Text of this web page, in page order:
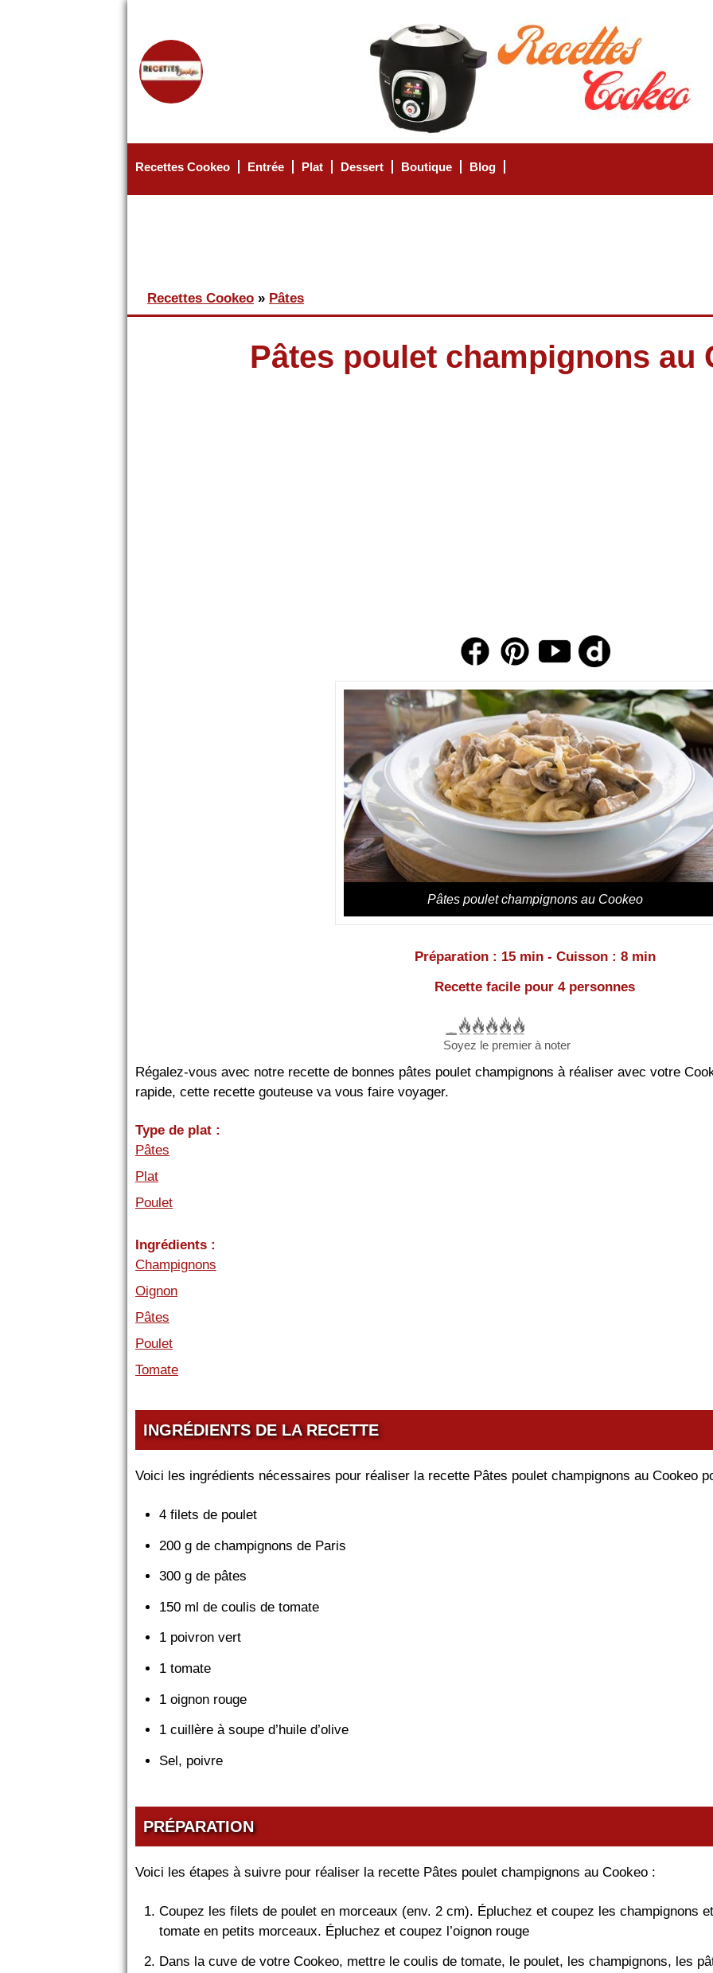
MENU PRINCIPAL
Recettes Cookeo Entrée Plat Dessert Boutique Blog
Recettes Cookeo » Pâtes
Pâtes poulet champignons au
Pâtes poulet champignons au Cookeo
Préparation : 15 min - Cuisson : 8 min
Recette facile pour 4 personnes
Soyez le premier à noter
Régalez-vous avec notre recette de bonnes pâtes poulet champignons à réaliser avec votre
rapide, cette recette gouteuse va vous faire voyager.
Type de plat :
Pâtes
Plat
Poulet
Ingrédients :
Champignons
Oignon
Pâtes
Poulet
Tomate
INGRÉDIENTS DE LA RECETTE
Voici les ingrédients nécessaires pour réaliser la recette Pâtes poulet champignons au Cookeo
4 filets de poulet
200 g de champignons de Paris
300 g de pâtes
150 ml de coulis de tomate
1 poivron vert
1 tomate
1 oignon rouge
1 cuillère à soupe d’huile d’olive
Sel, poivre
PRÉPARATION
Voici les étapes à suivre pour réaliser la recette Pâtes poulet champignons au Cookeo :
Coupez les filets de poulet en morceaux (env. 2 cm). Épluchez et coupez les champignons
tomate en petits morceaux. Épluchez et coupez l’oignon rouge
Dans la cuve de votre Cookeo, mettre le coulis de tomate, le poulet, les champignons, les